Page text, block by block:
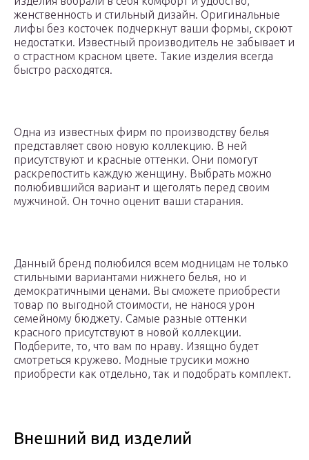
женственность и стильный дизайн. Оригинальные
лифы без косточек подчеркнут ваши формы, скроют
недостатки. Известный производитель не забывает и
о страстном красном цвете. Такие изделия всегда
быстро расходятся.
Одна из известных фирм по производству белья
представляет свою новую коллекцию. В ней
присутствуют и красные оттенки. Они помогут
раскрепостить каждую женщину. Выбрать можно
полюбившийся вариант и щеголять перед своим
мужчиной. Он точно оценит ваши старания.
Данный бренд полюбился всем модницам не только
стильными вариантами нижнего белья, но и
демократичными ценами. Вы сможете приобрести
товар по выгодной стоимости, не нанося урон
семейному бюджету. Самые разные оттенки
красного присутствуют в новой коллекции.
Подберите, то, что вам по нраву. Изящно будет
смотреться кружево. Модные трусики можно
приобрести как отдельно, так и подобрать комплект.
Внешний вид изделий